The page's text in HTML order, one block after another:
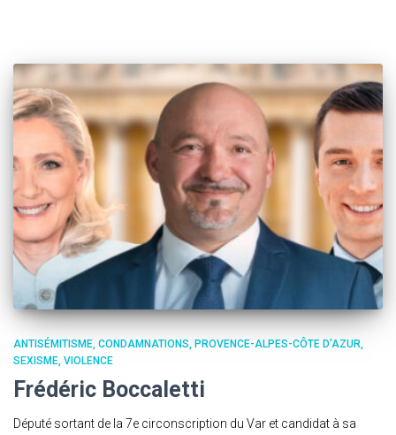
ANTISÉMITISME CONDAMNATIONS
PROVENCE-ALPES-CÔTE D'AZUR
SEXISME VIOLENCE
Frédéric Boccaletti
Député sortant de la 7e circonscription du Var et candidat à sa